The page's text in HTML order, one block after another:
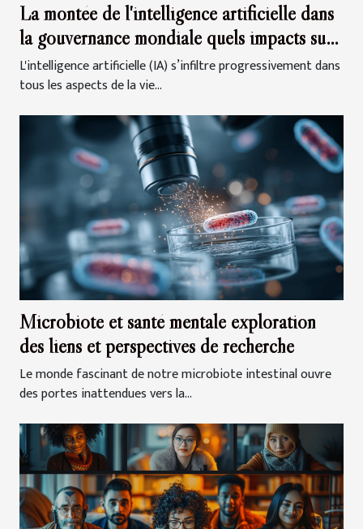
La montée de l'intelligence artificielle dans
la gouvernance mondiale quels impacts sur
les politiques internationales
L'intelligence artificielle (IA) s’infiltre progressivement dans
tous les aspects de la vie...
Microbiote et santé mentale exploration
des liens et perspectives de recherche
Le monde fascinant de notre microbiote intestinal ouvre
des portes inattendues vers la...